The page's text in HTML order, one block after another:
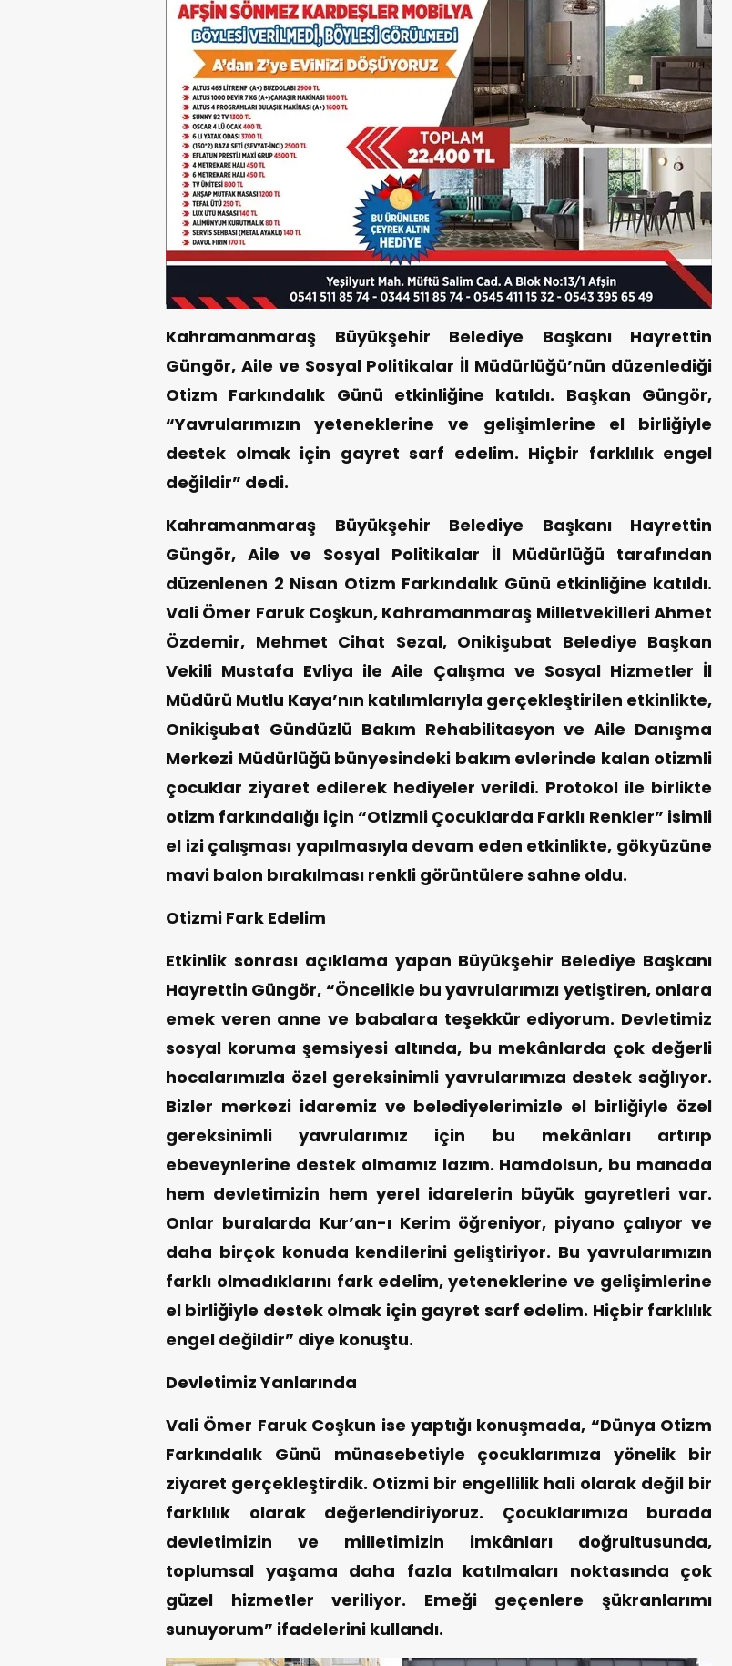
Kahramanmaraş Büyükşehir Belediye Başkanı Hayrettin
Güngör, Aile ve Sosyal Politikalar İl Müdürlüğü’nün düzenlediği
Otizm Farkındalık Günü etkinliğine katıldı. Başkan Güngör,
“Yavrularımızın yeteneklerine ve gelişimlerine el birliğiyle
destek olmak için gayret sarf edelim. Hiçbir farklılık engel
değildir” dedi.
Kahramanmaraş Büyükşehir Belediye Başkanı Hayrettin
Güngör, Aile ve Sosyal Politikalar İl Müdürlüğü tarafından
düzenlenen 2 Nisan Otizm Farkındalık Günü etkinliğine katıldı.
Vali Ömer Faruk Coşkun, Kahramanmaraş Milletvekilleri Ahmet
Özdemir, Mehmet Cihat Sezal, Onikişubat Belediye Başkan
Vekili Mustafa Evliya ile Aile Çalışma ve Sosyal Hizmetler İl
Müdürü Mutlu Kaya’nın katılımlarıyla gerçekleştirilen etkinlikte,
Onikişubat Gündüzlü Bakım Rehabilitasyon ve Aile Danışma
Merkezi Müdürlüğü bünyesindeki bakım evlerinde kalan otizmli
çocuklar ziyaret edilerek hediyeler verildi. Protokol ile birlikte
otizm farkındalığı için “Otizmli Çocuklarda Farklı Renkler” isimli
el izi çalışması yapılmasıyla devam eden etkinlikte, gökyüzüne
mavi balon bırakılması renkli görüntülere sahne oldu.
Otizmi Fark Edelim
Etkinlik sonrası açıklama yapan Büyükşehir Belediye Başkanı
Hayrettin Güngör, “Öncelikle bu yavrularımızı yetiştiren, onlara
emek veren anne ve babalara teşekkür ediyorum. Devletimiz
sosyal koruma şemsiyesi altında, bu mekânlarda çok değerli
hocalarımızla özel gereksinimli yavrularımıza destek sağlıyor.
Bizler merkezi idaremiz ve belediyelerimizle el birliğiyle özel
gereksinimli yavrularımız için bu mekânları artırıp
ebeveynlerine destek olmamız lazım. Hamdolsun, bu manada
hem devletimizin hem yerel idarelerin büyük gayretleri var.
Onlar buralarda Kur’an-ı Kerim öğreniyor, piyano çalıyor ve
daha birçok konuda kendilerini geliştiriyor. Bu yavrularımızın
farklı olmadıklarını fark edelim, yeteneklerine ve gelişimlerine
el birliğiyle destek olmak için gayret sarf edelim. Hiçbir farklılık
engel değildir” diye konuştu.
Devletimiz Yanlarında
Vali Ömer Faruk Coşkun ise yaptığı konuşmada, “Dünya Otizm
Farkındalık Günü münasebetiyle çocuklarımıza yönelik bir
ziyaret gerçekleştirdik. Otizmi bir engellilik hali olarak değil bir
farklılık olarak değerlendiriyoruz. Çocuklarımıza burada
devletimizin ve milletimizin imkânları doğrultusunda,
toplumsal yaşama daha fazla katılmaları noktasında çok
güzel hizmetler veriliyor. Emeği geçenlere şükranlarımı
sunuyorum” ifadelerini kullandı.